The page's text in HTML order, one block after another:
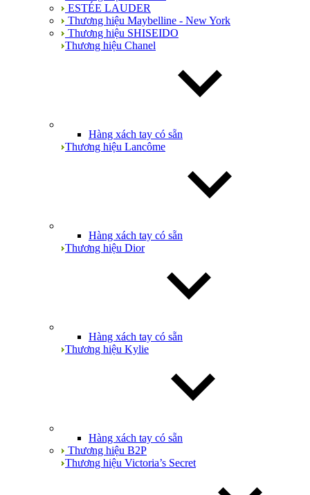
ESTÉE LAUDER
Thương hiệu Maybelline - New York
Thương hiệu SHISEIDO
Thương hiệu Chanel
Hàng xách tay có sẵn
Thương hiệu Lancôme
Hàng xách tay có sẵn
Thương hiệu Dior
Hàng xách tay có sẵn
Thương hiệu Kylie
Hàng xách tay có sẵn
Thương hiệu B2P
Thương hiệu Victoria’s Secret